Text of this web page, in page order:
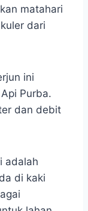
matahari
dari
ini
Purba.
dan debit
adalah
di kaki